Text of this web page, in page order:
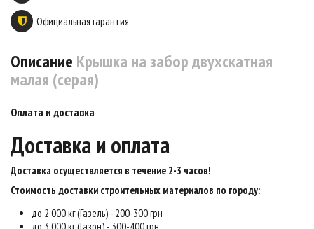
Официальная гарантия
Описание Крышка на забор двухскатная
малая (серая)
Оплата и доставка
Доставка и оплата
Доставка осуществляется в течение 2-3 часов!
Стоимость доставки строительных материалов по городу:
до 2 000 кг (Газель) - 200-300 грн